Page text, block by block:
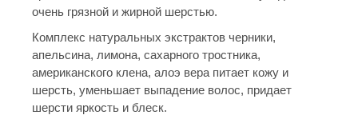
очень грязной и жирной шерстью.
Комплекс натуральных экстрактов черники,
апельсина, лимона, сахарного тростника,
американского клена, алоэ вера питает кожу и
шерсть, уменьшает выпадение волос, придает
шерсти яркость и блеск.